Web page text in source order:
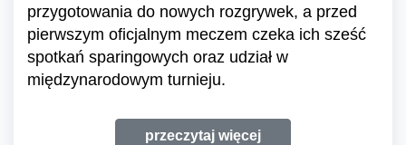
przygotowania do nowych rozgrywek, a przed
pierwszym oficjalnym meczem czeka ich sześć
spotkań sparingowych oraz udział w
międzynarodowym turnieju.
przeczytaj więcej